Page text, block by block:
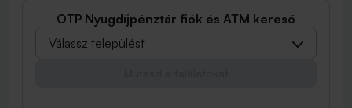
OTP Nyugdíjpénztár fiók és ATM kereső
Válassz települést